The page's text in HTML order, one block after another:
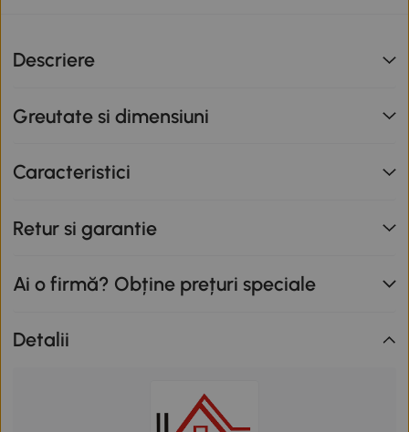
Descriere
Greutate si dimensiuni
Caracteristici
Retur si garantie
Ai o firmă? Obține prețuri speciale
Detalii